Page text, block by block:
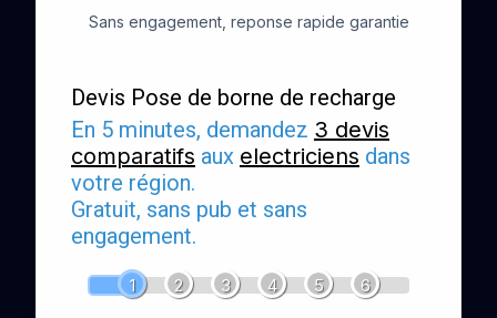
Sans engagement, reponse rapide garantie
Devis Pose de borne de recharge
En 5 minutes, demandez 3 devis
comparatifs aux electriciens dans
votre région.
Gratuit, sans pub et sans
engagement.
1 2 3 4 5 6